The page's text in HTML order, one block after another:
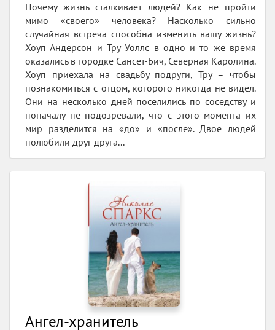
Почему жизнь сталкивает людей? Как не пройти
мимо «своего» человека? Насколько сильно
случайная встреча способна изменить вашу жизнь?
Хоуп Андерсон и Тру Уоллс в одно и то же время
оказались в городке Сансет-Бич, Северная Каролина.
Хоуп приехала на свадьбу подруги, Тру – чтобы
познакомиться с отцом, которого никогда не видел.
Они на несколько дней поселились по соседству и
поначалу не подозревали, что с этого момента их
мир разделится на «до» и «после». Двое людей
полюбили друг друга...
Ангел-хранитель